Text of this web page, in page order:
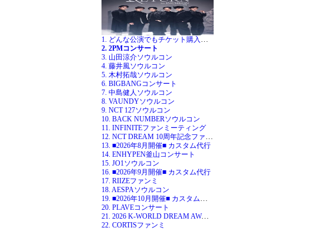
1. どんな公演でもチケット購入代行
2. 2PMコンサート
3. 山田涼介ソウルコン
4. 藤井風ソウルコン
5. 木村拓哉ソウルコン
6. BIGBANGコンサート
7. 中島健人ソウルコン
8. VAUNDYソウルコン
9. NCT 127ソウルコン
10. BACK NUMBERソウルコン
11. INFINITEファンミーティング
12. NCT DREAM 10周年記念ファンミ
13. ■2026年8月開催■ カスタム代行
14. ENHYPEN釜山コンサート
15. JO1ソウルコン
16. ■2026年9月開催■ カスタム代行
17. RIIZEファンミ
18. AESPAソウルコン
19. ■2026年10月開催■ カスタム代行
20. PLAVEコンサート
21. 2026 K-WORLD DREAM AWARDS
22. CORTISファンミ